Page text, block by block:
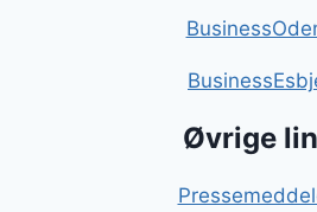
Øvrige